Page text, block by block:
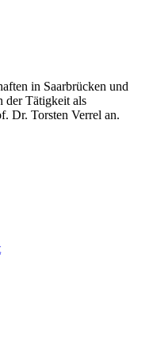
in Saarbrücken und
der Tätigkeit als
Dr. Torsten Verrel an.